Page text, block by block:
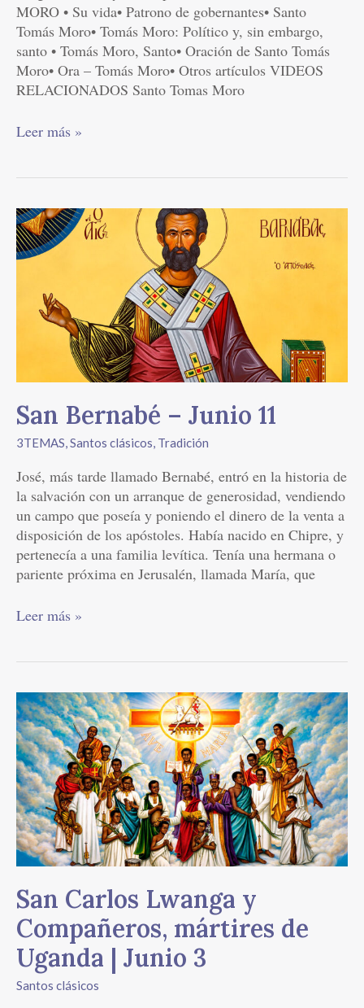
MORO • Su vida• Patrono de gobernantes• Santo
Tomás Moro• Tomás Moro: Político y, sin embargo,
santo • Tomás Moro, Santo• Oración de Santo Tomás
Moro• Ora – Tomás Moro• Otros artículos VIDEOS
RELACIONADOS Santo Tomas Moro
Leer más »
San Bernabé – Junio 11
3TEMAS,Santos clásicos, Tradición
José, más tarde llamado Bernabé, entró en la historia de
la salvación con un arranque de generosidad, vendiendo
un campo que poseía y poniendo el dinero de la venta a
disposición de los apóstoles. Había nacido en Chipre, y
pertenecía a una familia levítica. Tenía una hermana o
pariente próxima en Jerusalén, llamada María, que
San
Bernabé
–
Leer más »
San Carlos Lwanga y
Compañeros, mártires de
Uganda | Junio 3
Santos clásicos
San
Carlos
Lwanga
y
Compañeros,
mártires
de
Uganda
3